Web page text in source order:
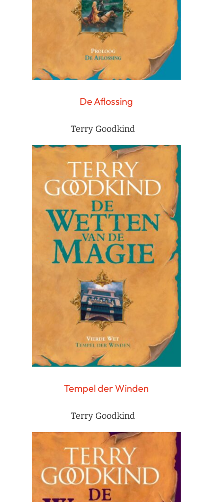
De Aflossing
Terry Goodkind
Tempel der Winden
Terry Goodkind